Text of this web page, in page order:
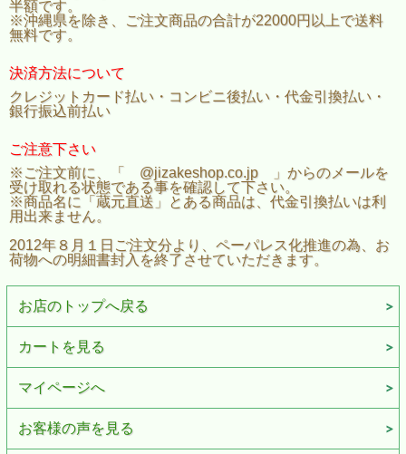
半額です。
※沖縄県を除き、ご注文商品の合計が22000円以上で送料
無料です。
決済方法について
クレジットカード払い・コンビニ後払い・代金引換払い・
銀行振込前払い
ご注意下さい
※ご注文前に、「 @jizakeshop.co.jp 」からのメールを
受け取れる状態である事を確認して下さい。
※商品名に「蔵元直送」とある商品は、代金引換払いは利
用出来ません。
2012年８月１日ご注文分より、ペーパレス化推進の為、お
荷物への明細書封入を終了させていただきます。
お店のトップへ戻る
カートを見る
マイページへ
お客様の声を見る